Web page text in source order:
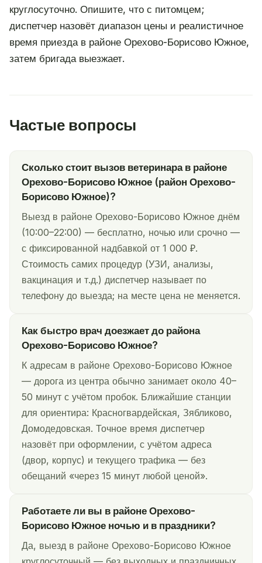
круглосуточно. Опишите, что с питомцем;
диспетчер назовёт диапазон цены и реалистичное
время приезда в районе Орехово-Борисово Южное,
затем бригада выезжает.
Частые вопросы
Сколько стоит вызов ветеринара в районе
Орехово-Борисово Южное (район Орехово-
Борисово Южное)?
Выезд в районе Орехово-Борисово Южное днём
(10:00–22:00) — бесплатно, ночью или срочно —
с фиксированной надбавкой от 1 000 ₽.
Стоимость самих процедур (УЗИ, анализы,
вакцинация и т.д.) диспетчер называет по
телефону до выезда; на месте цена не меняется.
Как быстро врач доезжает до района
Орехово-Борисово Южное?
К адресам в районе Орехово-Борисово Южное
— дорога из центра обычно занимает около 40–
50 минут с учётом пробок. Ближайшие станции
для ориентира: Красногвардейская, Зябликово,
Домодедовская. Точное время диспетчер
назовёт при оформлении, с учётом адреса
(двор, корпус) и текущего трафика — без
обещаний «через 15 минут любой ценой».
Работаете ли вы в районе Орехово-
Борисово Южное ночью и в праздники?
Да, выезд в районе Орехово-Борисово Южное